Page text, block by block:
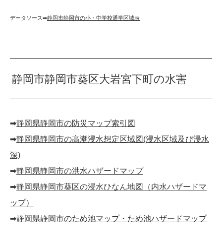
データソース➡︎静岡市静岡市の小・中学校通学区域表
静岡市静岡市葵区大岩宮下町の水害
➡︎静岡県静岡市の防災マップ索引図
➡︎静岡県静岡市の高潮浸水想定区域図(浸水区域及び浸水
深)
➡︎静岡県静岡市の洪水ハザードマップ
➡︎静岡県静岡市葵区の浸水ひなん地図（内水ハザードマ
ップ）
➡︎静岡県静岡市のため池マップ・ため池ハザードマップ